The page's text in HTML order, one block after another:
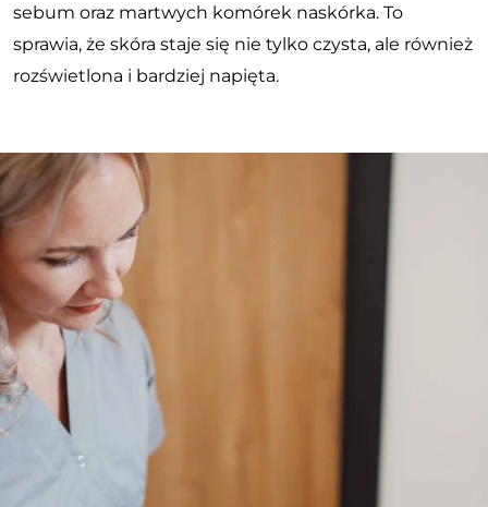
sebum oraz martwych komórek naskórka. To
sprawia, że skóra staje się nie tylko czysta, ale również
rozświetlona i bardziej napięta.